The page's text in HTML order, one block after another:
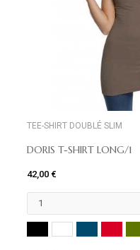
TEE-SHIRT DOUBLÉ SLIM
DORIS T-SHIRT LONG/1
42,00 €